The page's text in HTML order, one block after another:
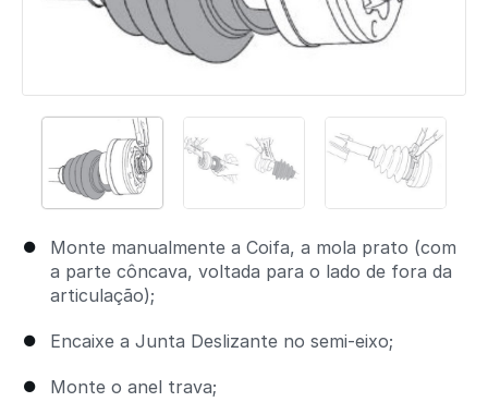
Monte manualmente a Coifa, a mola prato (com
a parte côncava, voltada para o lado de fora da
articulação);
Encaixe a Junta Deslizante no semi-eixo;
Monte o anel trava;